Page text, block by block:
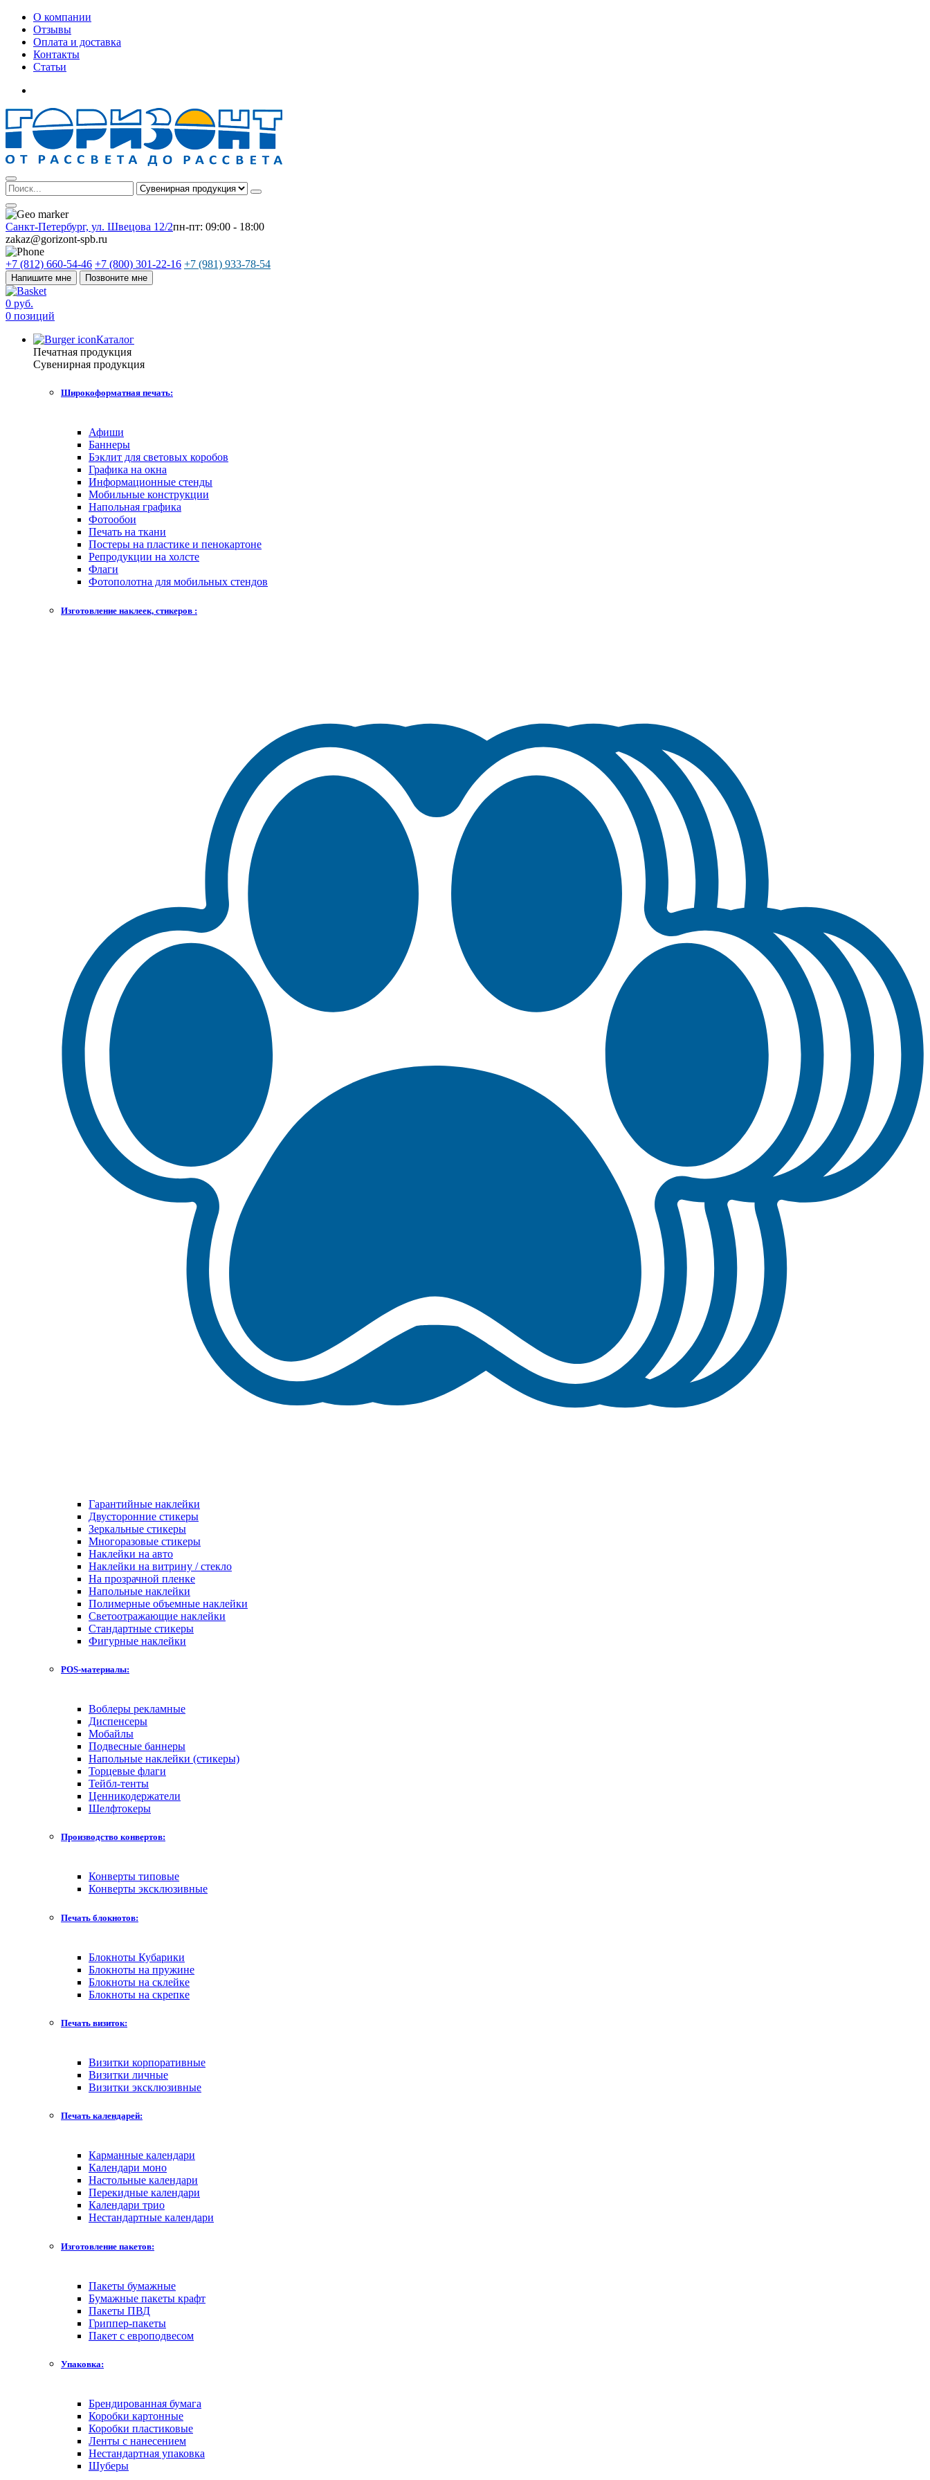
О компании
Отзывы
Оплата и доставка
Контакты
Статьи
Санкт-Петербург, ул. Швецова 12/2пн-пт: 09:00 - 18:00
zakaz@gorizont-spb.ru
+7 (812) 660-54-46 +7 (800) 301-22-16 +7 (981) 933-78-54
Напишите мне Позвоните мне
0 руб.
0 позиций
Каталог
Печатная продукция
Сувенирная продукция
Широкоформатная печать:
Афиши
Баннеры
Бэклит для световых коробов
Графика на окна
Информационные стенды
Мобильные конструкции
Напольная графика
Фотообои
Печать на ткани
Постеры на пластике и пенокартоне
Репродукции на холсте
Флаги
Фотополотна для мобильных стендов
Изготовление наклеек, стикеров :
Гарантийные наклейки
Двусторонние стикеры
Зеркальные стикеры
Многоразовые стикеры
Наклейки на авто
Наклейки на витрину / стекло
На прозрачной пленке
Напольные наклейки
Полимерные объемные наклейки
Светоотражающие наклейки
Стандартные стикеры
Фигурные наклейки
POS-материалы:
Воблеры рекламные
Диспенсеры
Мобайлы
Подвесные баннеры
Напольные наклейки (стикеры)
Торцевые флаги
Тейбл-тенты
Ценникодержатели
Шелфтокеры
Производство конвертов:
Конверты типовые
Конверты эксклюзивные
Печать блокнотов:
Блокноты Кубарики
Блокноты на пружине
Блокноты на склейке
Блокноты на скрепке
Печать визиток:
Визитки корпоративные
Визитки личные
Визитки эксклюзивные
Печать календарей:
Карманные календари
Календари моно
Настольные календари
Перекидные календари
Календари трио
Нестандартные календари
Изготовление пакетов:
Пакеты бумажные
Бумажные пакеты крафт
Пакеты ПВД
Гриппер-пакеты
Пакет с европодвесом
Упаковка:
Брендированная бумага
Коробки картонные
Коробки пластиковые
Ленты с нанесением
Нестандартная упаковка
Шуберы